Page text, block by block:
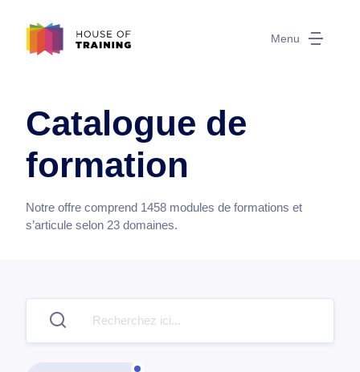
Menu
Catalogue de
formation
Notre offre comprend 1458 modules de formations et
s’articule selon 23 domaines.